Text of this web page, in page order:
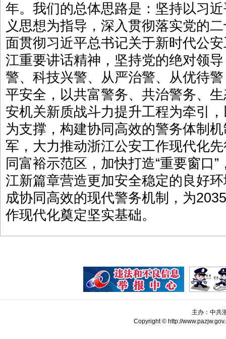
年。我们的总体思路是：坚持以习
义思想为指导，深入贯彻落实党的
面贯彻习近平总书记关于新时代公
江重要讲话精神，坚持党的绝对领
警、科技兴警、从严治警、从优待
平安全，以共富警务、共治警务、
安机关新质战斗力提升工程为牵引
为支撑，构建协同高效的警务体制
军，大力推动浙江公安工作现代化
同富裕示范区，加快打造“重要窗口
江新篇章营造更加安全稳定的良好
成协同高效的现代警务机制，为
作现代化奠定坚实基础。
主办：中共
Copyright © http://